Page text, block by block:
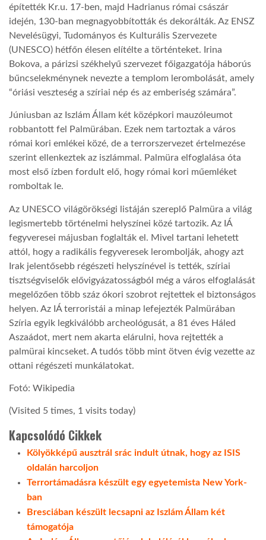
építették Kr.u. 17-ben, majd Hadrianus római császár
idején, 130-ban megnagyobbították és dekorálták. Az ENSZ
Nevelésügyi, Tudományos és Kulturális Szervezete
(UNESCO) hétfőn élesen elítélte a történteket. Irina
Bokova, a párizsi székhelyű szervezet főigazgatója háborús
bűncselekménynek nevezte a templom lerombolását, amely
“óriási veszteség a szíriai nép és az emberiség számára”.
Júniusban az Iszlám Állam két középkori mauzóleumot
robbantott fel Palmürában. Ezek nem tartoztak a város
római kori emlékei közé, de a terrorszervezet értelmezése
szerint ellenkeztek az iszlámmal. Palmüra elfoglalása óta
most első ízben fordult elő, hogy római kori műemléket
romboltak le.
Az UNESCO világörökségi listáján szereplő Palmüra a világ
legismertebb történelmi helyszínei közé tartozik. Az IÁ
fegyveresei májusban foglalták el. Mivel tartani lehetett
attól, hogy a radikális fegyveresek lerombolják, ahogy azt
Irak jelentősebb régészeti helyszínével is tették, szíriai
tisztségviselők elővigyázatosságból még a város elfoglalását
megelőzően több száz ókori szobrot rejtettek el biztonságos
helyen. Az IÁ terroristái a minap lefejezték Palmürában
Szíria egyik legkiválóbb archeológusát, a 81 éves Háled
Aszaádot, mert nem akarta elárulni, hova rejtették a
palmürai kincseket. A tudós több mint ötven évig vezette az
ottani régészeti munkálatokat.
Fotó: Wikipedia
(Visited 5 times, 1 visits today)
Kapcsolódó Cikkek
Kölyökképű ausztrál srác indult útnak, hogy az ISIS
oldalán harcoljon
Terrortámadásra készült egy egyetemista New York-
ban
Bresciában készült lecsapni az Iszlám Állam két
támogatója